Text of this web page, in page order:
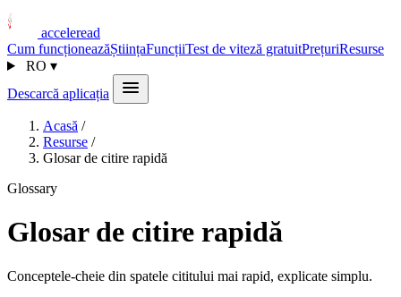
acceleread
Cum funcționeazăȘtiințaFuncțiiTest de viteză gratuitPrețuriResurse
RO ▾
Descarcă aplicația
Acasă /
Resurse /
Glosar de citire rapidă
Glossary
Glosar de citire rapidă
Conceptele-cheie din spatele cititului mai rapid, explicate simplu.